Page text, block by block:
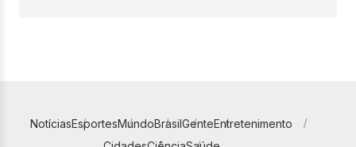
NotíciasEsportesMundoBrasilGenteEntretenimento